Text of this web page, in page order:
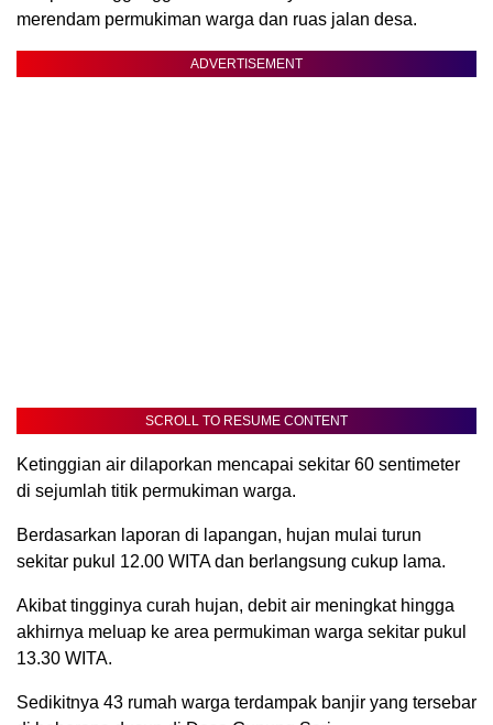
merendam permukiman warga dan ruas jalan desa.
ADVERTISEMENT
SCROLL TO RESUME CONTENT
Ketinggian air dilaporkan mencapai sekitar 60 sentimeter
di sejumlah titik permukiman warga.
Berdasarkan laporan di lapangan, hujan mulai turun
sekitar pukul 12.00 WITA dan berlangsung cukup lama.
Akibat tingginya curah hujan, debit air meningkat hingga
akhirnya meluap ke area permukiman warga sekitar pukul
13.30 WITA.
Sedikitnya 43 rumah warga terdampak banjir yang tersebar